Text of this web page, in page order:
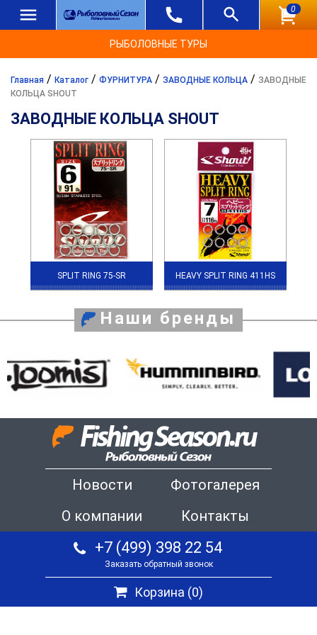
0
РЫБОЛОВНЫЕ ТУРЫ
Главная / Каталог / ФУРНИТУРА / ЗАВОДНЫЕ КОЛЬЦА / ЗАВОДНЫЕ
КОЛЬЦА SHOUT
ЗАВОДНЫЕ КОЛЬЦА SHOUT
SPLIT RING 75-SR HEAVY SPLIT RING 411HS
Наши бренды
Новости
Фотогалерея
О компании
Контакты
+7 (499) 398 22 54
Заказать обратный звонок
Корзина (0)